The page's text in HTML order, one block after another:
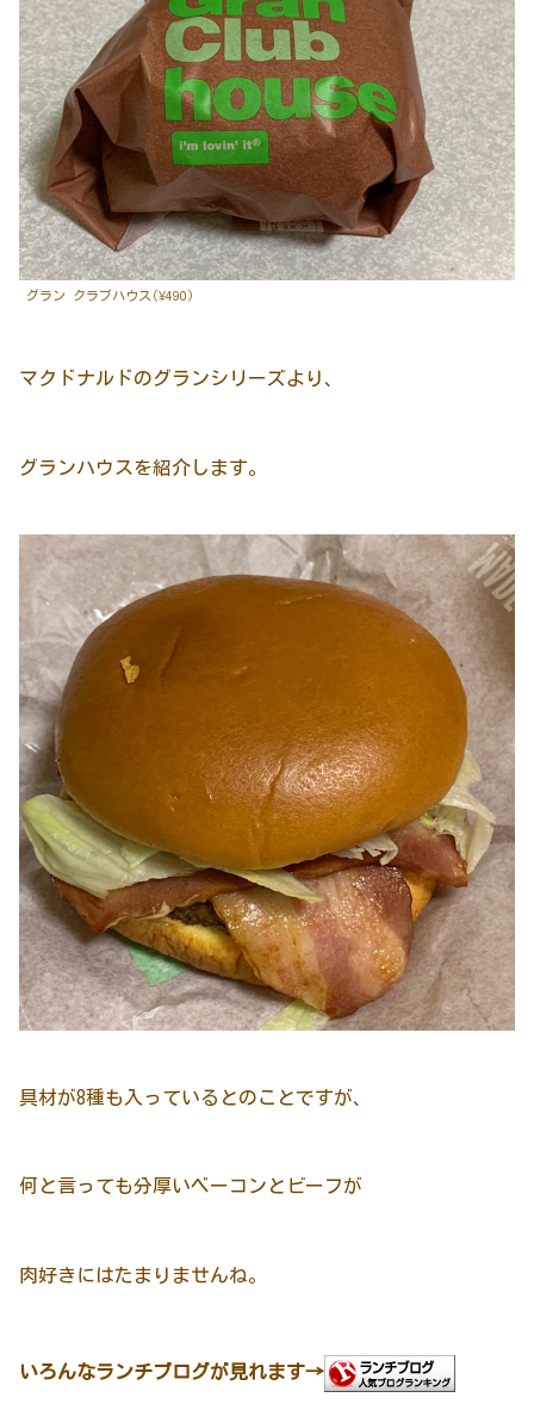
グラン クラブハウス(¥490)
マクドナルドのグランシリーズより、
グランハウスを紹介します。
具材が8種も入っているとのことですが、
何と言っても分厚いベーコンとビーフが
肉好きにはたまりませんね。
いろんなランチブログが見れます→